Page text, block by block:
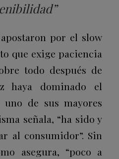
por el slow
que exige paciencia
todo después de
haya dominado el
uno de sus mayores
señala, “ha sido y
al consumidor”. Sin
asegura, “poco a